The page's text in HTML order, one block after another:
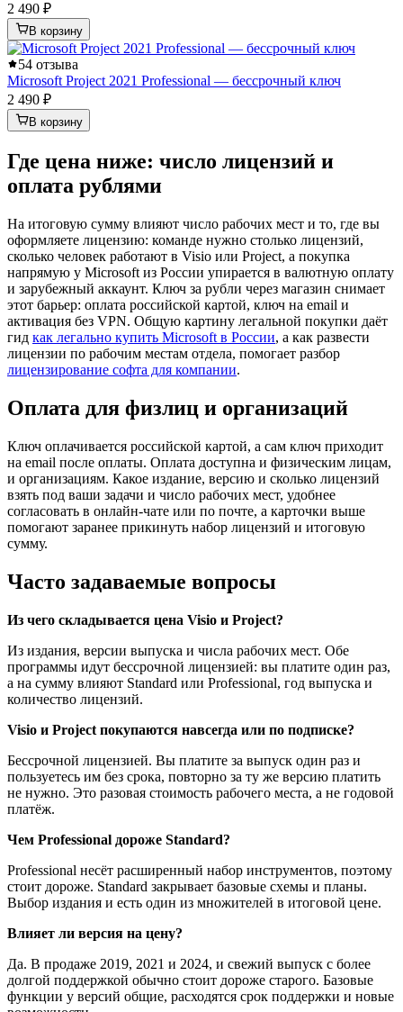
2 490 ₽
В корзину
54 отзыва
Microsoft Project 2021 Professional — бессрочный ключ
2 490 ₽
В корзину
Где цена ниже: число лицензий и
оплата рублями
На итоговую сумму влияют число рабочих мест и то, где вы
оформляете лицензию: команде нужно столько лицензий,
сколько человек работают в Visio или Project, а покупка
напрямую у Microsoft из России упирается в валютную оплату
и зарубежный аккаунт. Ключ за рубли через магазин снимает
этот барьер: оплата российской картой, ключ на email и
активация без VPN. Общую картину легальной покупки даёт
гид как легально купить Microsoft в России, а как развести
лицензии по рабочим местам отдела, помогает разбор
лицензирование софта для компании.
Оплата для физлиц и организаций
Ключ оплачивается российской картой, а сам ключ приходит
на email после оплаты. Оплата доступна и физическим лицам,
и организациям. Какое издание, версию и сколько лицензий
взять под ваши задачи и число рабочих мест, удобнее
согласовать в онлайн-чате или по почте, а карточки выше
помогают заранее прикинуть набор лицензий и итоговую
сумму.
Часто задаваемые вопросы
Из чего складывается цена Visio и Project?
Из издания, версии выпуска и числа рабочих мест. Обе
программы идут бессрочной лицензией: вы платите один раз,
а на сумму влияют Standard или Professional, год выпуска и
количество лицензий.
Visio и Project покупаются навсегда или по подписке?
Бессрочной лицензией. Вы платите за выпуск один раз и
пользуетесь им без срока, повторно за ту же версию платить
не нужно. Это разовая стоимость рабочего места, а не годовой
платёж.
Чем Professional дороже Standard?
Professional несёт расширенный набор инструментов, поэтому
стоит дороже. Standard закрывает базовые схемы и планы.
Выбор издания и есть один из множителей в итоговой цене.
Влияет ли версия на цену?
Да. В продаже 2019, 2021 и 2024, и свежий выпуск с более
долгой поддержкой обычно стоит дороже старого. Базовые
функции у версий общие, расходятся срок поддержки и новые